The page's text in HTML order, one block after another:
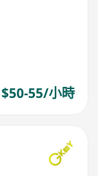
$50-55/小時